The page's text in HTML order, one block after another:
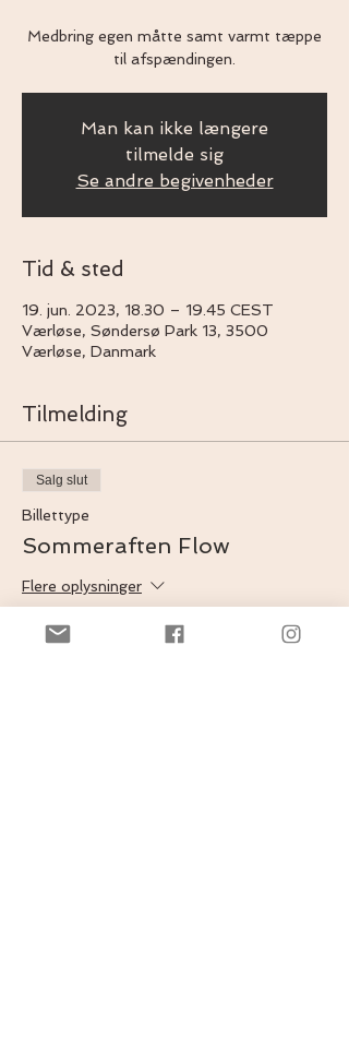
Medbring egen måtte samt varmt tæppe
til afspændingen.
Man kan ikke længere
tilmelde sig
Se andre begivenheder
Tid & sted
19. jun. 2023, 18.30 – 19.45 CEST
Værløse, Søndersø Park 13, 3500
Værløse, Danmark
Tilmelding
Salg slut
Billettype
Sommeraften Flow
Flere oplysninger
Pris